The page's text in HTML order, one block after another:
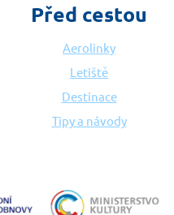
Před cestou
Aerolinky
Letiště
Destinace
Tipy a návody